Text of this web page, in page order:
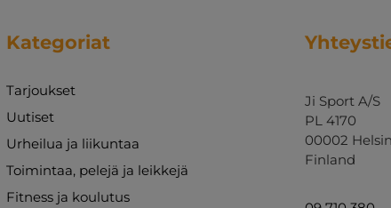
Kategoriat
Tarjoukset
Uutiset
Urheilua ja liikuntaa
Toimintaa, pelejä ja leikkejä
Fitness ja koulutus
Ji Sport A/S
PL 4170
00002
Finland